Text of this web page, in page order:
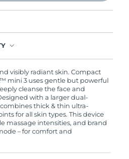
purchase, FOREO will
free of charge.
visibly radiant skin. Compact
mini 3 uses gentle but powerful
cleanse the face and
with a larger dual-
thick & thin ultra-
for all skin types. This device
massage intensities, and brand
– for comfort and